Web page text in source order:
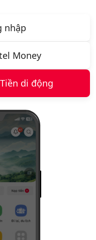
nhập
Money
di động